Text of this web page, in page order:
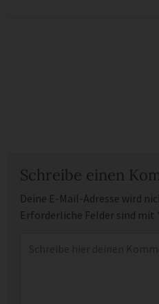
Schreibe einen
Deine E-Mail-Adresse wird
Erforderliche Felder sind mit *